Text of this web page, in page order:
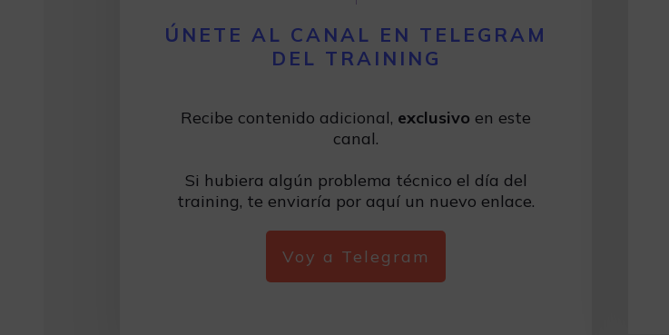
ÚNETE AL CANAL EN TELEGRAM
DEL TRAINING
Recibe contenido adicional, exclusivo en este
canal.
Si hubiera algún problema técnico el día del
training, te enviaría por aquí un nuevo enlace.
Voy a Telegram